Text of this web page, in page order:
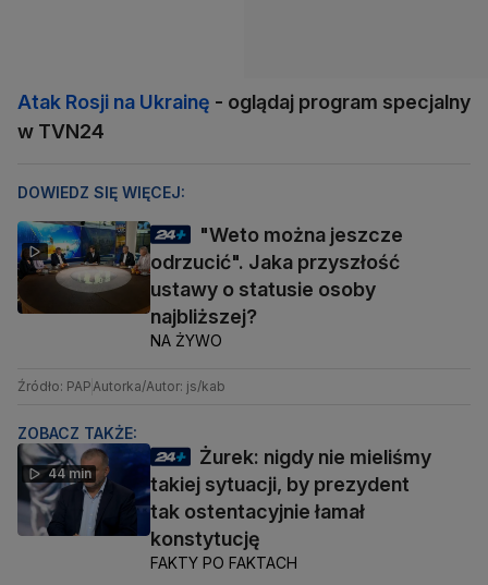
Atak Rosji na Ukrainę - oglądaj program specjalny
w TVN24
DOWIEDZ SIĘ WIĘCEJ:
"Weto można jeszcze
odrzucić". Jaka przyszłość
ustawy o statusie osoby
najbliższej?
NA ŻYWO
Źródło: PAPAutorka/Autor: js/kab
ZOBACZ TAKŻE:
44 min
Żurek: nigdy nie mieliśmy
takiej sytuacji, by prezydent
tak ostentacyjnie łamał
konstytucję
FAKTY PO FAKTACH